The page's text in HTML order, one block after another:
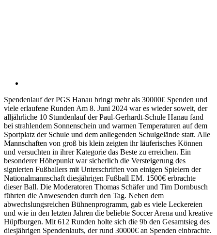
Spendenlauf der PGS Hanau bringt mehr als 30000€ Spenden und
viele erlaufene Runden Am 8. Juni 2024 war es wieder soweit, der
alljährliche 10 Stundenlauf der Paul-Gerhardt-Schule Hanau fand
bei strahlendem Sonnenschein und warmen Temperaturen auf dem
Sportplatz der Schule und dem anliegenden Schulgelände statt. Alle
Mannschaften von groß bis klein zeigten ihr läuferisches Können
und versuchten in ihrer Kategorie das Beste zu erreichen. Ein
besonderer Höhepunkt war sicherlich die Versteigerung des
signierten Fußballers mit Unterschriften von einigen Spielern der
Nationalmannschaft diesjährigen Fußball EM. 1500€ erbrachte
dieser Ball. Die Moderatoren Thomas Schäfer und Tim Dornbusch
führten die Anwesenden durch den Tag. Neben dem
abwechslungsreichen Bühnenprogramm, gab es viele Leckereien
und wie in den letzten Jahren die beliebte Soccer Arena und kreative
Hüpfburgen. Mit 612 Runden holte sich die 9b den Gesamtsieg des
diesjährigen Spendenlaufs, der rund 30000€ an Spenden einbrachte.